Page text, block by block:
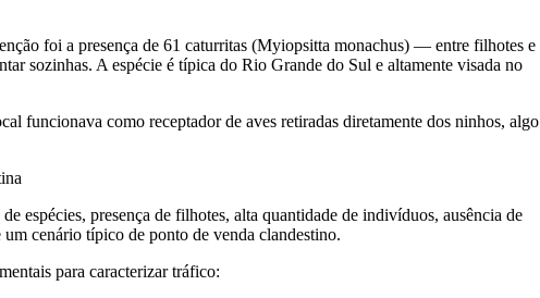
foi a presença de 61 caturritas (Myiopsitta monachus) — entre filhotes e
sozinhas. A espécie é típica do Rio Grande do Sul e altamente visada no
funcionava como receptador de aves retiradas diretamente dos ninhos, algo
espécies, presença de filhotes, alta quantidade de indivíduos, ausência de
cenário típico de ponto de venda clandestino.
para caracterizar tráfico: